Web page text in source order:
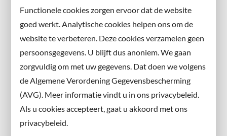
Functionele cookies zorgen ervoor dat de website
goed werkt. Analytische cookies helpen ons om de
website te verbeteren. Deze cookies verzamelen geen
persoonsgegevens. U blijft dus anoniem. We gaan
zorgvuldig om met uw gegevens. Dat doen we volgens
de Algemene Verordening Gegevensbescherming
(AVG). Meer informatie vindt u in ons privacybeleid.
Als u cookies accepteert, gaat u akkoord met ons
privacybeleid.
en volg ons ook op sociale media.
Facebook
X
Instagram
Contact met de gemeente